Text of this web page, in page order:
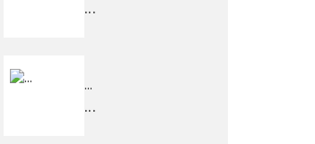
...
...
...